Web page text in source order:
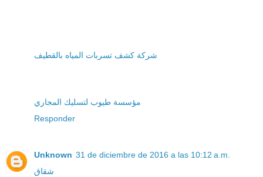
شركة كشف تسربات المياه بالقطيف
مؤسسة طيوب لتسليك المجاري
Responder
Unknown 31 de diciembre de 2016 a las 10:12 a.m.
شقاق